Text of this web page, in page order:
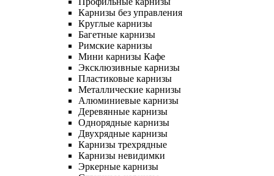
Карнизы без управления
Круглые карнизы
Багетные карнизы
Римские карнизы
Мини карнизы Кафе
Эксклюзивные карнизы
Пластиковые карнизы
Металлические карнизы
Алюминиевые карнизы
Деревянные карнизы
Однорядные карнизы
Двухрядные карнизы
Карнизы трехрядные
Карнизы невидимки
Эркерные карнизы